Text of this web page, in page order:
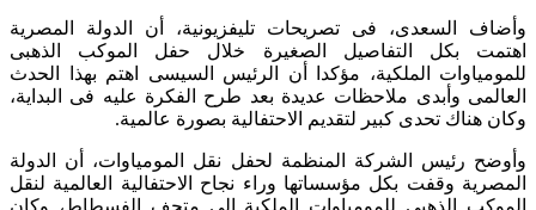
وأضاف السعدى، فى تصريحات تليفزيونية، أن الدولة المصرية
اهتمت بكل التفاصيل الصغيرة خلال حفل الموكب الذهبى
للمومياوات الملكية، مؤكدا أن الرئيس السيسى اهتم بهذا الحدث
العالمى وأبدى ملاحظات عديدة بعد طرح الفكرة عليه فى البداية،
وكان هناك تحدى كبير لتقديم الاحتفالية بصورة عالمية.
وأوضح رئيس الشركة المنظمة لحفل نقل المومياوات، أن الدولة
المصرية وقفت بكل مؤسساتها وراء نجاح الاحتفالية العالمية لنقل
الموكب الذهبى للمومياوات الملكية إلى متحف الفسطاط، وكان